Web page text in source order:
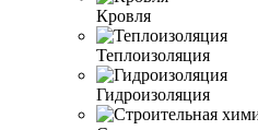
Кровля
Теплоизоляция
Гидроизоляция